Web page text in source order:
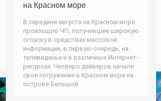
на Красном море
В середине августа на Красном море
произошло ЧП, получившее широкую
огласку в средствах массовой
информации, в первую очередь, на
телевиденье и в различных Интернет-
ресурсах. Четверо дайверов начали
свое погружение в Красном море на
острове Бельшой